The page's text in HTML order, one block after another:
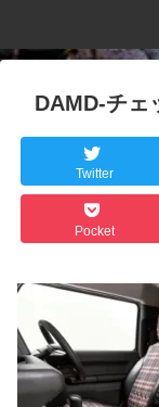
DAMD-チェ
Twitter
Pocket